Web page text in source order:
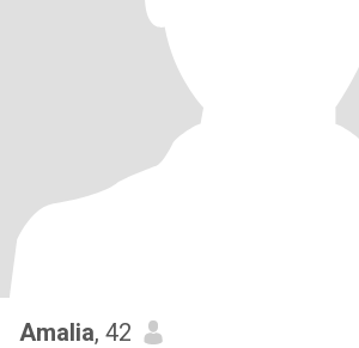
Amalia, 42